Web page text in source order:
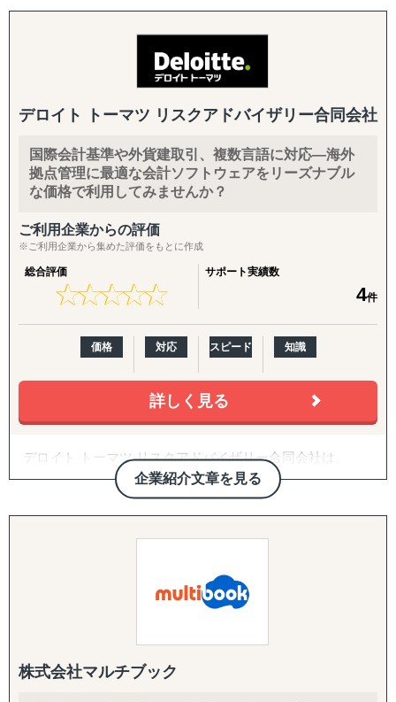
それが、私たち、ビジネス・アソシエイツです。
私たちの社是のひとつに、「継続的なサポート」がありま
だから、サポートの単位は最低でも20年。お客様は、バー
ジョンアップのたびに発生する多額のコストや、製品検討
や導入トレーニングにかかるタイムロスを気にすることな
く、本業の発展に注力できます。
成長を志向する中堅企業を支える。それは、大手外資系監
が掲げた創業の意志です。
社員は、この意志と、豊富な経営・ITの知識を厳しい社内
教育によって継承。協力会社や派遣会社に頼ることなく、
設計・開発・販売・保守までを一貫して担当し、お客様を
支え続けます。
私たちの社是のひとつに、「継続的なサポート」がありま
だから、サポートの単位は最低でも20年。お客様は、バー
ジョンアップのたびに発生する多額のコストや、製品検討
や導入トレーニングにかかるタイムロスを気にすることな
成長を志向する中堅企業を支える。それは、大手外資系監
査法人出身で、システム監査技術者の資格も有する現代表
が掲げた創業の意志です。
社員は、この意志と、豊富な経営・ITの知識を厳しい社内
設計・開発・販売・保守までを一貫して担当し、お客様を
デロイト トーマツ リスクアドバイザリー合同会社
国際会計基準や外貨建取引、複数言語に対応―海外
拠点管理に最適な会計ソフトウェアをリーズナブル
な価格で利用してみませんか？
ご利用企業からの評価
※ご利用企業から集めた評価をもとに作成
総合評価
★★★★★
★★★★★
サポート実績数
4件
価格 対応 スピード 知識
詳しく見る
企業紹介文章を見る
デロイト トーマツ リスクアドバイザリー合同会社は、
「Universal Business Cloud 会計」を経理クラウドサービ
ス*内で活用し、企業のグローバルビジネスのさらなる加速
に貢献します。
な、複数言語や複数通貨、複数地域および複数会計基準に
も対応した会計ソフトウェアです。また、さまざまな集計
マスタや強力な統制機能、複数帳簿や外貨建取引に対応し
入が可能で、導入費用も抑えられます。導入後は、操作に
株式会社マルチブック